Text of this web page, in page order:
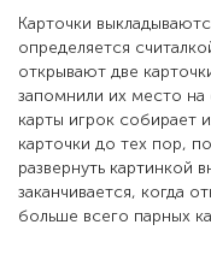
Карточки
определяется
открывают две
запомнили их место на
карты игрок собирает
карточки до тех пор,
развернуть картинкой
заканчивается, когда
больше всего парных